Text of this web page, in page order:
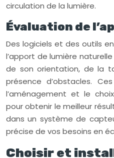
circulation de la lumière.
Évaluation de
Des logiciels et des outils
l’apport de lumière
de son orientation, de la
présence d’obstacles.
l’aménagement et le
pour obtenir le meilleur
dans un système de
précise de vos besoins en
Choisir et